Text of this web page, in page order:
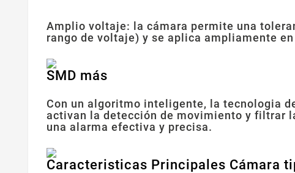
Amplio voltaje: la cámara permite una
rango de voltaje) y se aplica ampliamente
SMD más
Con un algoritmo inteligente, la tecnologia
activan la detección de movimiento y filtrar
una alarma efectiva y precisa.
Caracteristicas Principales Cámara